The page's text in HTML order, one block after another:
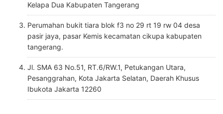
Kelapa Dua Kabupaten Tangerang
Perumahan bukit tiara blok f3 no 29 rt 19 rw 04 desa
pasir jaya, pasar Kemis kecamatan cikupa kabupaten
tangerang.
Jl. SMA 63 No.51, RT.6/RW.1, Petukangan Utara,
Pesanggrahan, Kota Jakarta Selatan, Daerah Khusus
Ibukota Jakarta 12260